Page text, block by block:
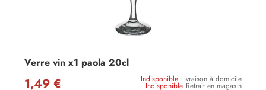
Verre vin x1 paola 20cl
1,49 € Indisponible Livraison à domicile
Indisponible Retrait en magasin